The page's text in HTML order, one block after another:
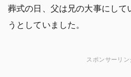
葬式の日、父は兄の大事にして
うとしていました。
スポンサーリン